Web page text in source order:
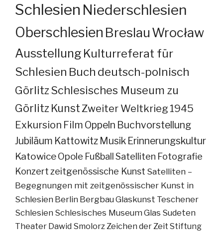
Schlesien Niederschlesien
Oberschlesien Breslau Wrocław
Ausstellung Kulturreferat für
Schlesien Buch deutsch-polnisch
GörlitzSchlesisches Museum zu
Görlitz KunstZweiter Weltkrieg 1945
Exkursion Film Oppeln Buchvorstellung
Jubiläum Kattowitz Musik Erinnerungskultur
KatowiceOpole FußballSatelliten Fotografie
Konzertzeitgenössische Kunst Satelliten –
Begegnungen mit zeitgenössischer Kunst in
Schlesien Berlin BergbauGlaskunst Teschener
Schlesien Schlesisches MuseumGlas Sudeten
Theater Dawid SmolorzZeichen der Zeit Stiftung